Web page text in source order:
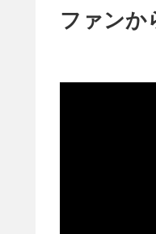
ファンか